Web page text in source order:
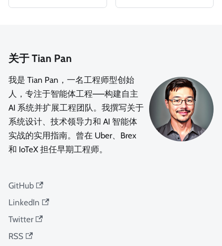
关于 Tian Pan
我是 Tian Pan，一名工程师型创始
人，专注于智能体工程——构建自主
AI 系统并扩展工程团队。我撰写关于
系统设计、技术领导力和 AI 智能体
实战的实用指南。曾在 Uber、Brex
和 IoTeX 担任早期工程师。
GitHub
LinkedIn
Twitter
RSS